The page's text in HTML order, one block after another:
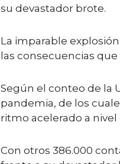
su devastador brote.
La imparable
las consecuencias
Según el conteo de la
pandemia, de los
ritmo acelerado a
Con otros 386.000